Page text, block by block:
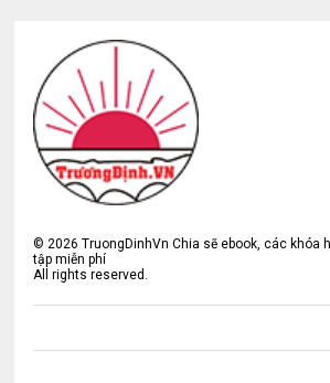
© 2026 TruongDinhVn Chia sẽ ebook, các khóa
tập miễn phí
All rights reserved.